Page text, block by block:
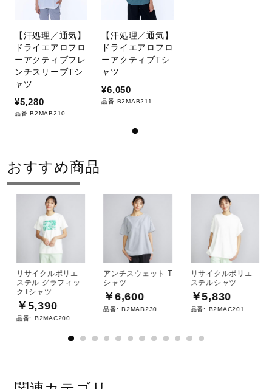
【汗処理／通気】
ドライエアロフロ
ーアクティブフレ
ンチスリーブTシ
ャツ
¥5,280
品番 B2MAB210
【汗処理／通気】
ドライエアロフロ
ーアクティブTシ
ャツ
¥6,050
品番 B2MAB211
おすすめ商品
リサイクルポリエ
ステル グラフィッ
クTシャツ
￥5,390
品番: B2MAC200
アンチスウェット T
シャツ
￥6,600
品番: B2MAB230
リサイクルポリエ
ステルシャツ
￥5,830
品番: B2MAC201